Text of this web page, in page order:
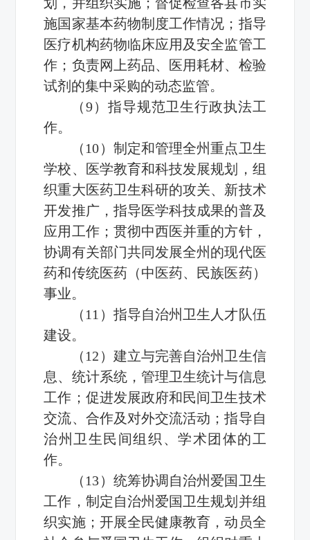
施国家基本药物制度工作情况；指导
医疗机构药物临床应用及安全监管工
作；负责网上药品、医用耗材、检验
试剂的集中采购的动态监管。
（9）指导规范卫生行政执法工
作。
（10）制定和管理全州重点卫生
学校、医学教育和科技发展规划，组
织重大医药卫生科研的攻关、新技术
开发推广，指导医学科技成果的普及
应用工作；贯彻中西医并重的方针，
协调有关部门共同发展全州的现代医
药和传统医药（中医药、民族医药）
事业。
（11）指导自治州卫生人才队伍
建设。
（12）建立与完善自治州卫生信
息、统计系统，管理卫生统计与信息
工作；促进发展政府和民间卫生技术
交流、合作及对外交流活动；指导自
治州卫生民间组织、学术团体的工
作。
（13）统筹协调自治州爱国卫生
工作，制定自治州爱国卫生规划并组
织实施；开展全民健康教育，动员全